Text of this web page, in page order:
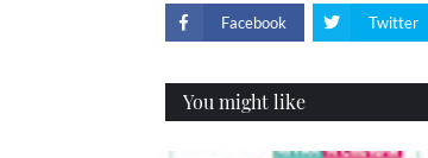
Facebook Twitter
You might like